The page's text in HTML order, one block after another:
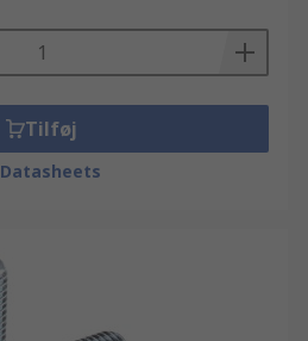
Tilføj
Datasheets